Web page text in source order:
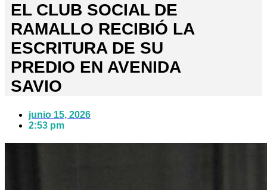
EL CLUB SOCIAL DE
RAMALLO RECIBIÓ LA
ESCRITURA DE SU
PREDIO EN AVENIDA
SAVIO
junio 15, 2026
2:53 pm